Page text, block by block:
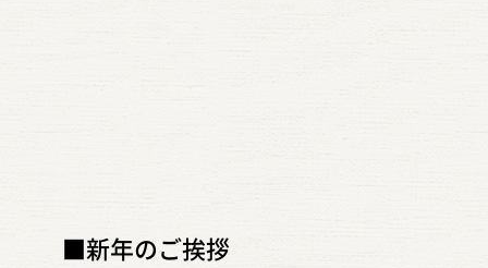
まして、光栄です。 御稲のお米を気に入ってくだ
■新年のご挨拶